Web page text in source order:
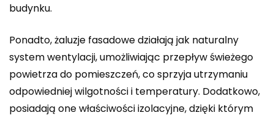
budynku.
Ponadto, żaluzje fasadowe działają jak naturalny
system wentylacji, umożliwiając przepływ świeżego
powietrza do pomieszczeń, co sprzyja utrzymaniu
odpowiedniej wilgotności i temperatury. Dodatkowo,
posiadają one właściwości izolacyjne, dzięki którym